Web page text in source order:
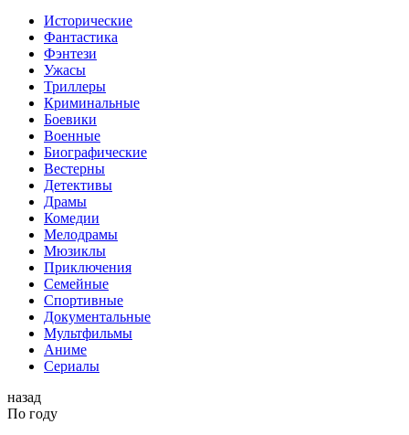
Исторические
Фантастика
Фэнтези
Ужасы
Триллеры
Криминальные
Боевики
Военные
Биографические
Вестерны
Детективы
Драмы
Комедии
Мелодрамы
Мюзиклы
Приключения
Семейные
Спортивные
Документальные
Мультфильмы
Аниме
Сериалы
назад
По году